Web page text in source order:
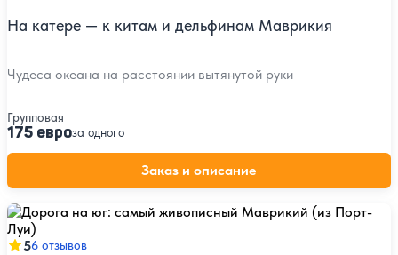
На катере — к китам и дельфинам Маврикия
Чудеса океана на расстоянии вытянутой руки
Групповая
175 евроза одного
Заказ и описание
56 отзывов